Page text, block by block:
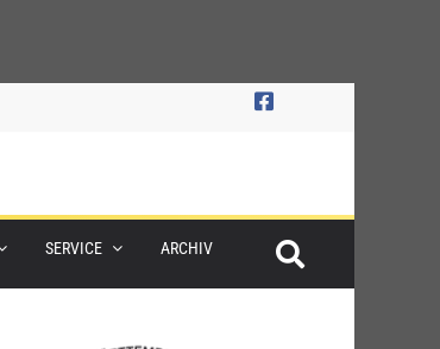
SERVICE ARCHIV